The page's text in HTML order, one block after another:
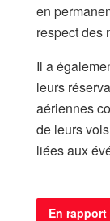
en
respect des
Il a
leurs
aériennes
de leurs
liées aux
En rapport